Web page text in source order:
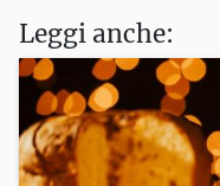
Leggi anche: